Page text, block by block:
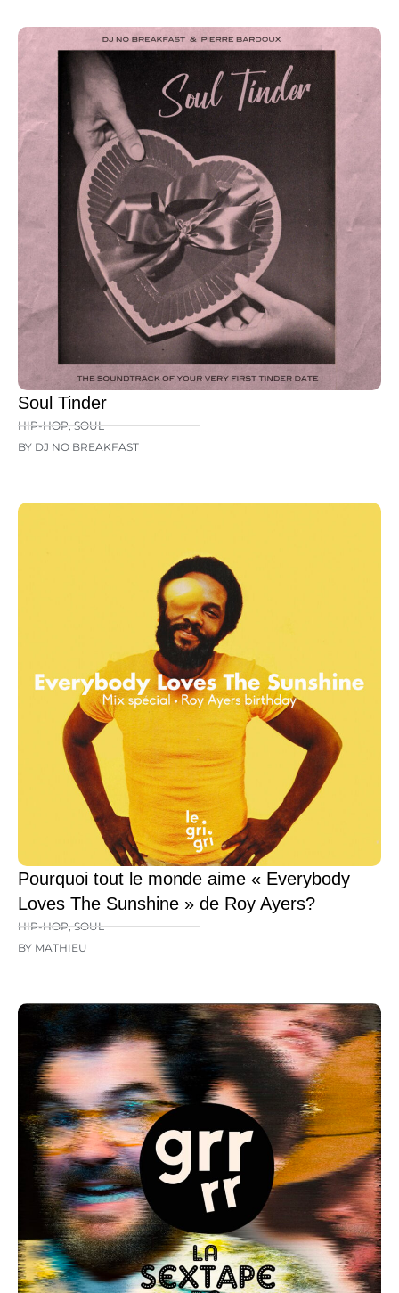
Soul Tinder
HIP-HOP,SOUL
BY DJ NO BREAKFAST
Pourquoi tout le monde aime « Everybody
Loves The Sunshine » de Roy Ayers?
HIP-HOP,SOUL
BY MATHIEU